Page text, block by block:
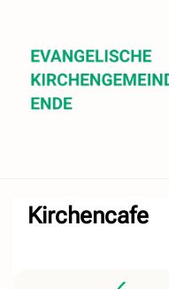
Kirchencafe